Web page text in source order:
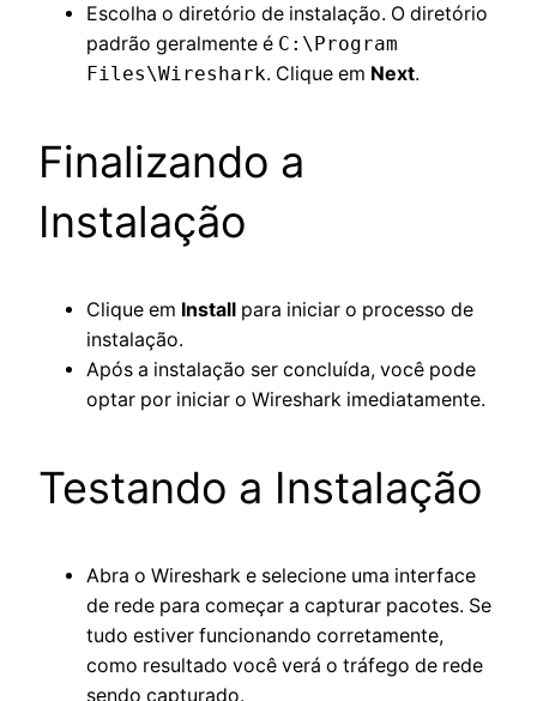
Escolha o diretório de instalação. O diretório
padrão geralmente é C:\Program
Files\Wireshark. Clique em Next.
Finalizando a
Instalação
Clique em Install para iniciar o processo de
instalação.
Após a instalação ser concluída, você pode
optar por iniciar o Wireshark imediatamente.
Testando a Instalação
Abra o Wireshark e selecione uma interface
de rede para começar a capturar pacotes. Se
tudo estiver funcionando corretamente,
como resultado você verá o tráfego de rede
sendo capturado.